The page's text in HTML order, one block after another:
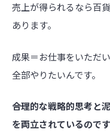
売上が得られるなら百
あります。
成果＝お仕事をいただ
全部やりたいんです。
――合理的な戦略的思考
を両立されているので